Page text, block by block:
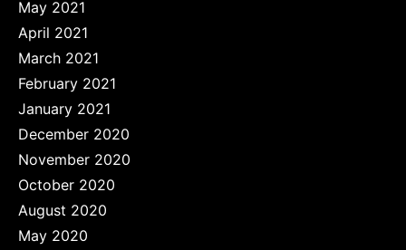
May 2021
April 2021
March 2021
February 2021
January 2021
December 2020
November 2020
October 2020
August 2020
May 2020